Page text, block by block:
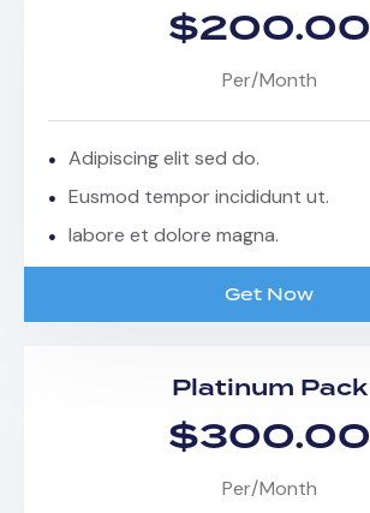
$200.00
Per/Month
Adipiscing elit sed do.
Eusmod tempor incididunt ut.
labore et dolore magna.
Get Now
Platinum Pack
$300.00
Per/Month